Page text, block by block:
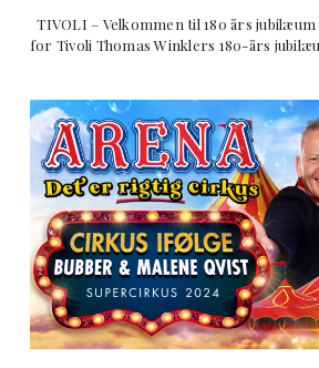
TIVOLI – Velkommen til 180 års
for Tivoli Thomas Winklers 180-års